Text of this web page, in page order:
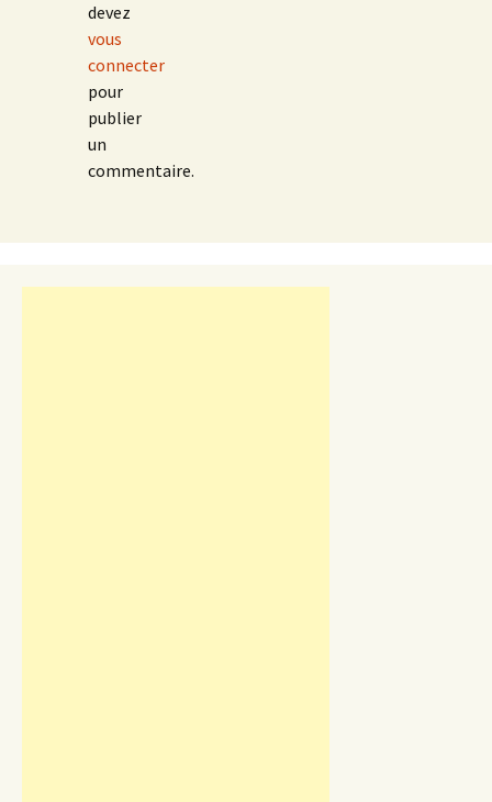
devez
vous
connecter
pour
publier
un
commentaire.